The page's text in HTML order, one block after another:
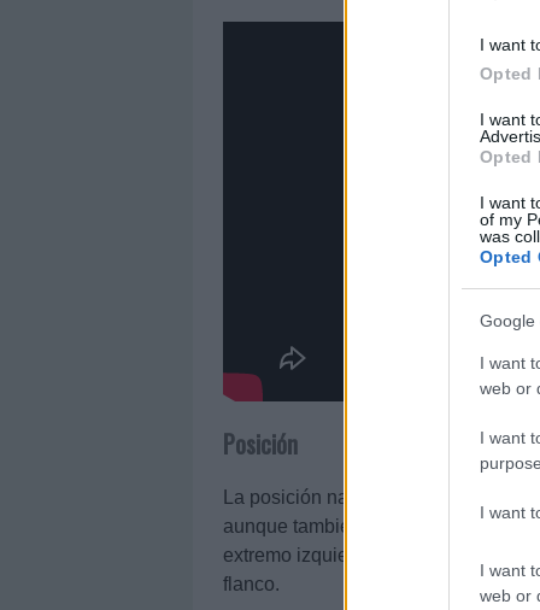
I want
Opted
I want
Opted
I want
of my
was
Opted
Google
I want
web or
I want
I want
I want
web or
Posición
La posición natural de Danjuma es
aunque también puede jugar más
extremo izquierdo y así tener un
flanco.